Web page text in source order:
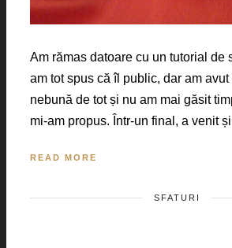
Am rămas datoare cu un tutorial de
am tot spus că îl public, dar am
nebună de tot și nu am mai găsit
mi-am propus. Într-un final, a venit
READ MORE
SFATURI